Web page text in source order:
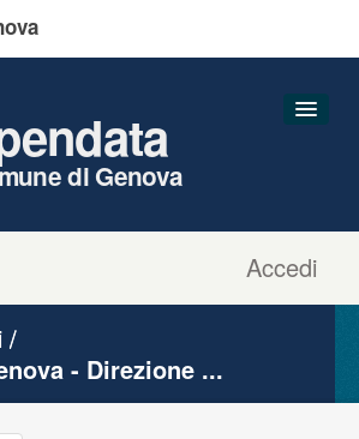
Accedi
di Genova
- Direzione ...